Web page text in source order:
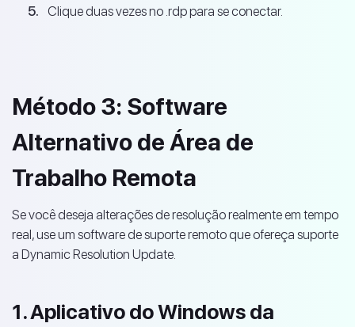
Clique duas vezes no .rdp para se conectar.
Método 3: Software
Alternativo de Área de
Trabalho Remota
Se você deseja alterações de resolução realmente em tempo
real, use um software de suporte remoto que ofereça suporte
a Dynamic Resolution Update.
1. Aplicativo do Windows da